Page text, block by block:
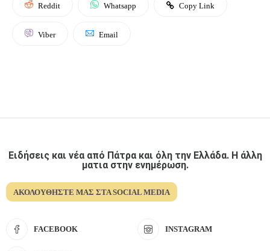
Reddit Whatsapp Copy Link
Viber Email
Ειδήσεις και νέα από Πάτρα και όλη την Ελλάδα. Η άλλη
ματια στην ενημέρωση.
ΑΚΟΛΟΥΘΉΣΤΕ ΜΑΣ ΣΤΑ SOCIAL MEDIA
FACEBOOK INSTAGRAM